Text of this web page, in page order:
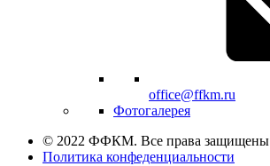
office@ffkm.ru
Фотогалерея
© 2022 ФФКМ. Все права защищены
Политика конфеденциальности